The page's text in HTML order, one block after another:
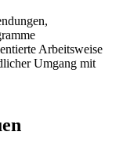
Arbeitsweise
Umgang mit